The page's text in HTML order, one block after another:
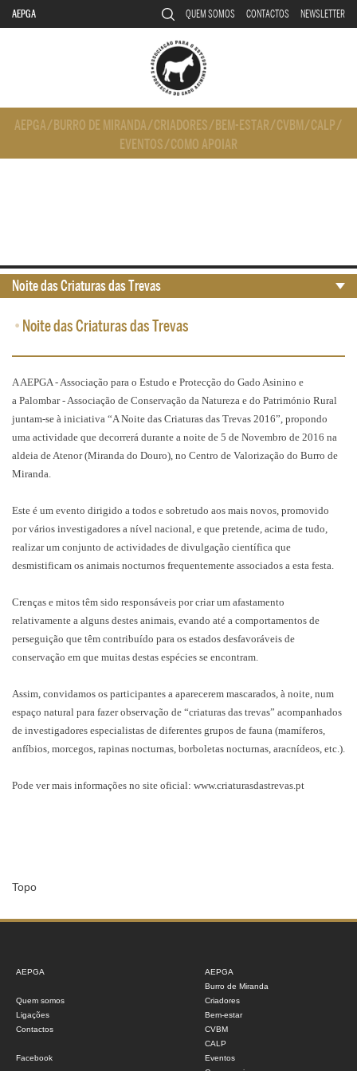
AEPGA QUEM SOMOS CONTACTOS NEWSLETTER
AEPGA/ BURRO DE MIRANDA/CRIADORES/ BEM-ESTAR/CVBM/CALP/
EVENTOS/COMO APOIAR
• Noite das Criaturas das Trevas
A AEPGA - Associação para o Estudo e Protecção do Gado Asinino e
a Palombar - Associação de Conservação da Natureza e do Património Rural
juntam-se à iniciativa “A Noite das Criaturas das Trevas 2016”, propondo
uma actividade que decorrerá durante a noite de 5 de Novembro de 2016 na
aldeia de Atenor (Miranda do Douro), no Centro de Valorização do Burro de
Miranda.
Este é um evento dirigido a todos e sobretudo aos mais novos, promovido
por vários investigadores a nível nacional, e que pretende, acima de tudo,
realizar um conjunto de actividades de divulgação científica que
desmistificam os animais nocturnos frequentemente associados a esta festa.
Crenças e mitos têm sido responsáveis por criar um afastamento
relativamente a alguns destes animais, evando até a comportamentos de
perseguição que têm contribuído para os estados desfavoráveis de
conservação em que muitas destas espécies se encontram.
Assim, convidamos os participantes a aparecerem mascarados, à noite, num
espaço natural para fazer observação de “criaturas das trevas” acompanhados
de investigadores especialistas de diferentes grupos de fauna (mamíferos,
anfíbios, morcegos, rapinas nocturnas, borboletas nocturnas, aracnídeos, etc.).
Pode ver mais informações no site oficial: www.criaturasdastrevas.pt
Topo
Noite das Criaturas das Trevas
AEPGA
Quem somos
Ligações
Contactos
Facebook
AEPGA
Burro de Miranda
Criadores
Bem-estar
CVBM
CALP
Eventos